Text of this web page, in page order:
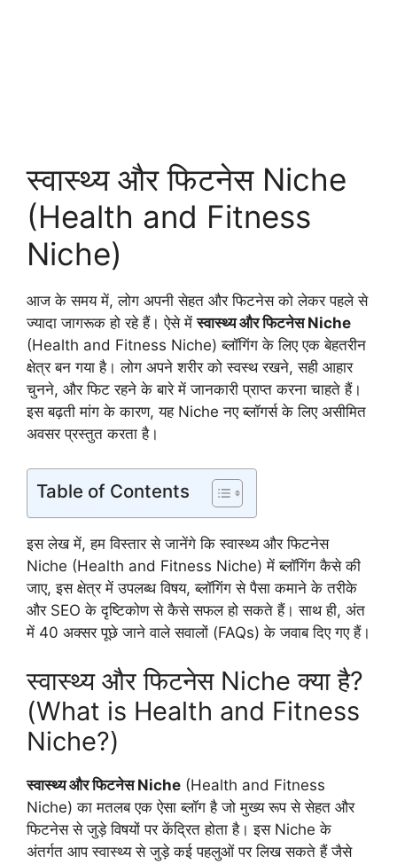
स्वास्थ्य और फिटनेस Niche
(Health and Fitness
Niche)
आज के समय में, लोग अपनी सेहत और फिटनेस को लेकर पहले से
ज्यादा जागरूक हो रहे हैं। ऐसे मेंस्वास्थ्य और फिटनेस Niche
(Health and Fitness Niche) ब्लॉगिंग के लिए एक बेहतरीन
क्षेत्र बन गया है। लोग अपने शरीर को स्वस्थ रखने, सही आहार
चुनने, और फिट रहने के बारे में जानकारी प्राप्त करना चाहते हैं।
इस बढ़ती मांग के कारण, यह Niche नए ब्लॉगर्स के लिए असीमित
अवसर प्रस्तुत करता है।
Table of Contents
इस लेख में, हम विस्तार से जानेंगे कि स्वास्थ्य और फिटनेस
Niche (Health and Fitness Niche) में ब्लॉगिंग कैसे की
जाए, इस क्षेत्र में उपलब्ध विषय, ब्लॉगिंग से पैसा कमाने के तरीके
और SEO के दृष्टिकोण से कैसे सफल हो सकते हैं। साथ ही, अंत
में 40 अक्सर पूछे जाने वाले सवालों (FAQs) के जवाब दिए गए हैं।
स्वास्थ्य और फिटनेस Niche क्या है?
(What is Health and Fitness
Niche?)
स्वास्थ्य और फिटनेस Niche (Health and Fitness
Niche) का मतलब एक ऐसा ब्लॉग है जो मुख्य रूप से सेहत और
फिटनेस से जुड़े विषयों पर केंद्रित होता है। इस Niche के
अंतर्गत आप स्वास्थ्य से जुड़े कई पहलुओं पर लिख सकते हैं जैसे